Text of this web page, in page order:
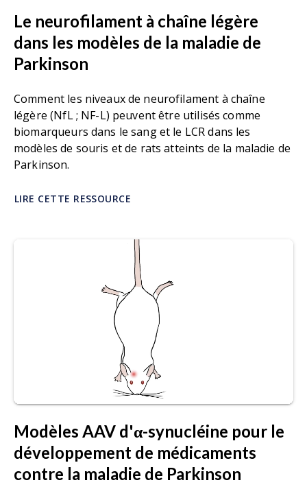
Le neurofilament à chaîne légère
dans les modèles de la maladie de
Parkinson
Comment les niveaux de neurofilament à chaîne
légère (NfL ; NF-L) peuvent être utilisés comme
biomarqueurs dans le sang et le LCR dans les
modèles de souris et de rats atteints de la maladie de
Parkinson.
LIRE CETTE RESSOURCE
Modèles AAV d'α-synucléine pour le
développement de médicaments
contre la maladie de Parkinson